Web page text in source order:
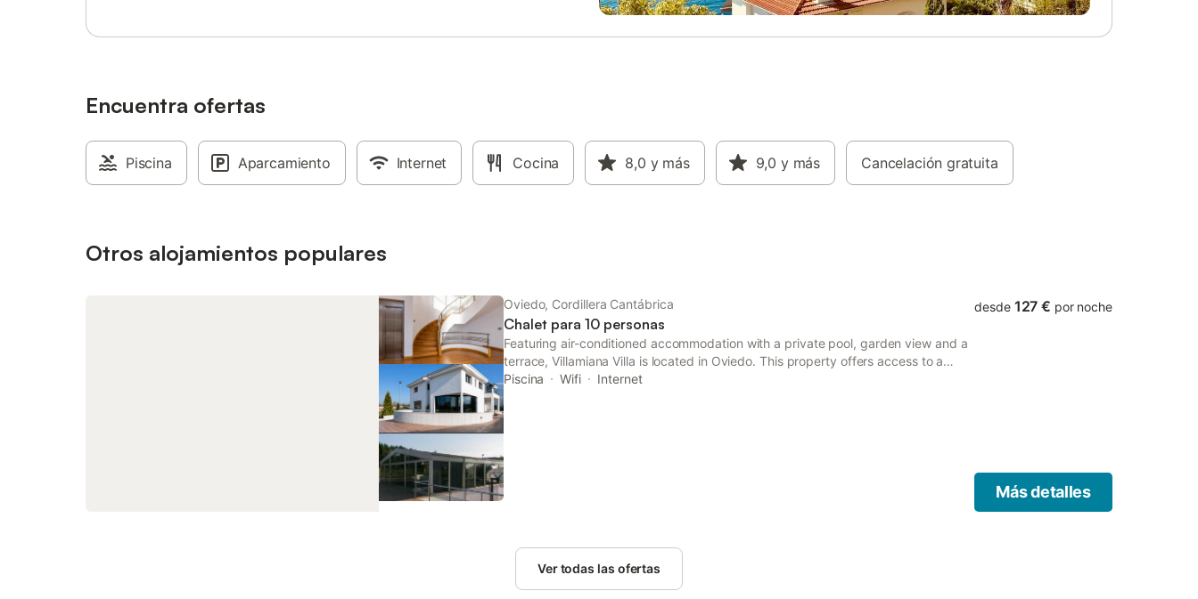
Encuentra ofertas
Piscina Aparcamiento Internet Cocina 8,0 y más 9,0 y más Cancelación gratuita
Otros alojamientos populares
Oviedo, Cordillera Cantábrica
Chalet para 10 personas
Featuring air-conditioned accommodation with a private pool, garden view and a
terrace, Villamiana Villa is located in Oviedo. This property offers access to a
balcony and free private parking. Plaza de la Constitución Oviedo is 4.
Piscina Wifi Internet
desde 127 € por noche
Más detalles
Ver todas las ofertas